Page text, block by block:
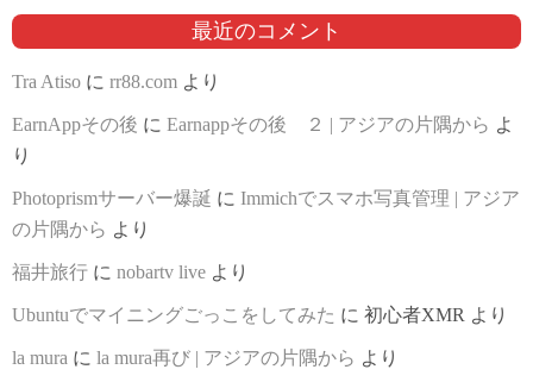
最近のコメント
Tra Atiso に rr88.com より
EarnAppその後 に Earnappその後 ２ | アジアの片隅から よ
り
Photoprismサーバー爆誕 に Immichでスマホ写真管理 | アジア
の片隅から より
福井旅行 に nobartv live より
Ubuntuでマイニングごっこをしてみた に 初心者XMR より
la mura に la mura再び | アジアの片隅から より